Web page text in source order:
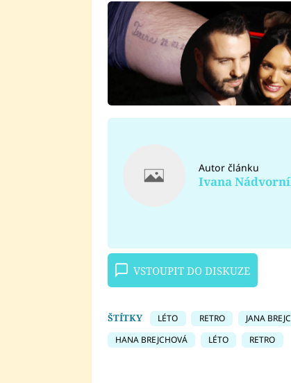
Autor článku
Ivana
VSTOUPIT DO DISKUZE
ŠTÍTKY LÉTO RETRO JANA
HANA BREJCHOVÁ
LÉTO RETRO